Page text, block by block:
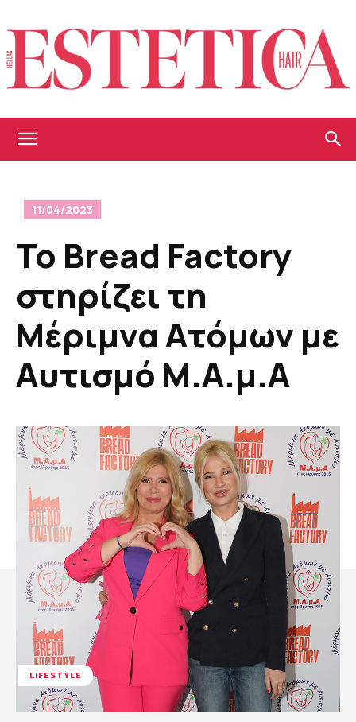
11/04/2023
Το Bread Factory
στηρίζει τη
Μέριμνα Ατόμων με
Αυτισμό M.A.μ.Α
LIFESTYLE